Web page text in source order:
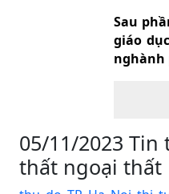
Sau
giáo
nghành
05/11/2023
thất ngoại thất